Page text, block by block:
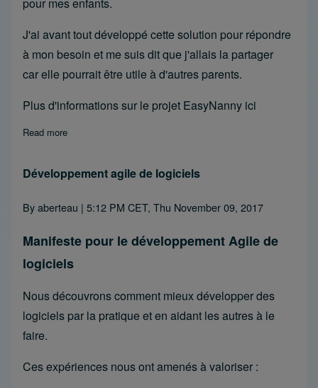
J'ai avant tout développé cette solution pour répondre
à mon besoin et me suis dit que j'allais la partager
car elle pourrait être utile à d'autres parents.
Plus d'informations sur le projet EasyNanny ici
Read more
Développement agile de logiciels
Byaberteau | 5:12 PM CET, Thu November 09, 2017
Manifeste pour le développement Agile de
logiciels
Nous découvrons comment mieux développer des
logiciels par la pratique et en aidant les autres à le
faire.
Ces expériences nous ont amenés à valoriser :